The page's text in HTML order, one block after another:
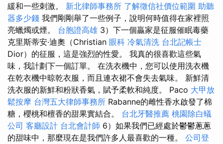
緩和一些刺激。 新北律師事務所 了解徵信社價位範圍 助聽
器多少錢 我們剛剛舉了一些例子，說明何時值得在家裡照
亮蠟燭或煙。 台胞證高雄 3）下一個贏家是征服催眠毒藥
克里斯蒂安·迪奧（Christian 眼科 冷氣清洗 台北記帳士
Dior）的征服，這是強烈的性愛。 我真的很喜歡這些氣
味，我計劃下一個訂單。 在洗衣機中，您可以使用洗衣機
在乾衣機中晾乾衣服，而且連衣裙不會失去氣味。 新鮮清
洗衣服的新鮮和粉狀香氣，賦予柔軟和純度。 Paco 大甲放
鬆按摩 台灣五大律師事務所 Rabanne的雌性香水啟發了棉
糖，櫻桃和檀香的甜果實結合。 台北牙醫推薦 桃園除白蟻
公司 客廳設計 台北會計師 6）如果我們已經處於鬱鬱蔥蔥
的甜味中，那麼現在是我們許多人最喜歡的一種。 公司登